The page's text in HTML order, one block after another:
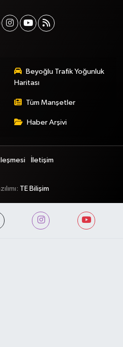
Beyoğlu Trafik Yoğunluk
Haritası
Tüm Manşetler
Haber Arşivi
İletişim
TE Bilişim